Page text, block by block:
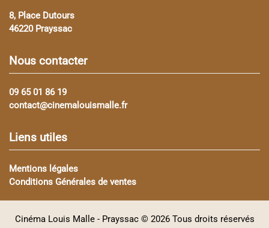
8, Place Dutours
46220 Prayssac
Nous contacter
09 65 01 86 19
contact@cinemalouismalle.fr
Liens utiles
Mentions légales
Conditions Générales de ventes
Cinéma Louis Malle - Prayssac © 2026 Tous droits réservés